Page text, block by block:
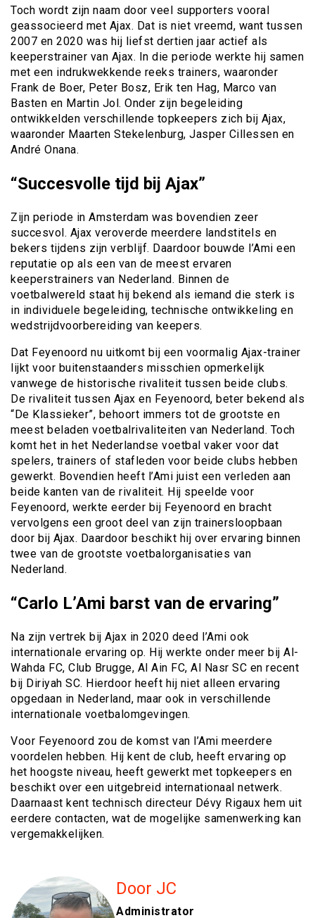
Toch wordt zijn naam door veel supporters vooral
geassocieerd met Ajax. Dat is niet vreemd, want tussen
2007 en 2020 was hij liefst dertien jaar actief als
keeperstrainer van Ajax. In die periode werkte hij samen
met een indrukwekkende reeks trainers, waaronder
Frank de Boer, Peter Bosz, Erik ten Hag, Marco van
Basten en Martin Jol. Onder zijn begeleiding
ontwikkelden verschillende topkeepers zich bij Ajax,
waaronder Maarten Stekelenburg, Jasper Cillessen en
André Onana.
“Succesvolle tijd bij Ajax”
Zijn periode in Amsterdam was bovendien zeer
succesvol. Ajax veroverde meerdere landstitels en
bekers tijdens zijn verblijf. Daardoor bouwde l’Ami een
reputatie op als een van de meest ervaren
keeperstrainers van Nederland. Binnen de
voetbalwereld staat hij bekend als iemand die sterk is
in individuele begeleiding, technische ontwikkeling en
wedstrijdvoorbereiding van keepers.
Dat Feyenoord nu uitkomt bij een voormalig Ajax-trainer
lijkt voor buitenstaanders misschien opmerkelijk
vanwege de historische rivaliteit tussen beide clubs.
De rivaliteit tussen Ajax en Feyenoord, beter bekend als
“De Klassieker”, behoort immers tot de grootste en
meest beladen voetbalrivaliteiten van Nederland. Toch
komt het in het Nederlandse voetbal vaker voor dat
spelers, trainers of stafleden voor beide clubs hebben
gewerkt. Bovendien heeft l’Ami juist een verleden aan
beide kanten van de rivaliteit. Hij speelde voor
Feyenoord, werkte eerder bij Feyenoord en bracht
vervolgens een groot deel van zijn trainersloopbaan
door bij Ajax. Daardoor beschikt hij over ervaring binnen
twee van de grootste voetbalorganisaties van
Nederland.
“Carlo L’Ami barst van de ervaring”
Na zijn vertrek bij Ajax in 2020 deed l’Ami ook
internationale ervaring op. Hij werkte onder meer bij Al-
Wahda FC, Club Brugge, Al Ain FC, Al Nasr SC en recent
bij Diriyah SC. Hierdoor heeft hij niet alleen ervaring
opgedaan in Nederland, maar ook in verschillende
internationale voetbalomgevingen.
Voor Feyenoord zou de komst van l’Ami meerdere
voordelen hebben. Hij kent de club, heeft ervaring op
het hoogste niveau, heeft gewerkt met topkeepers en
beschikt over een uitgebreid internationaal netwerk.
Daarnaast kent technisch directeur Dévy Rigaux hem uit
eerdere contacten, wat de mogelijke samenwerking kan
vergemakkelijken.
Door JC
Administrator